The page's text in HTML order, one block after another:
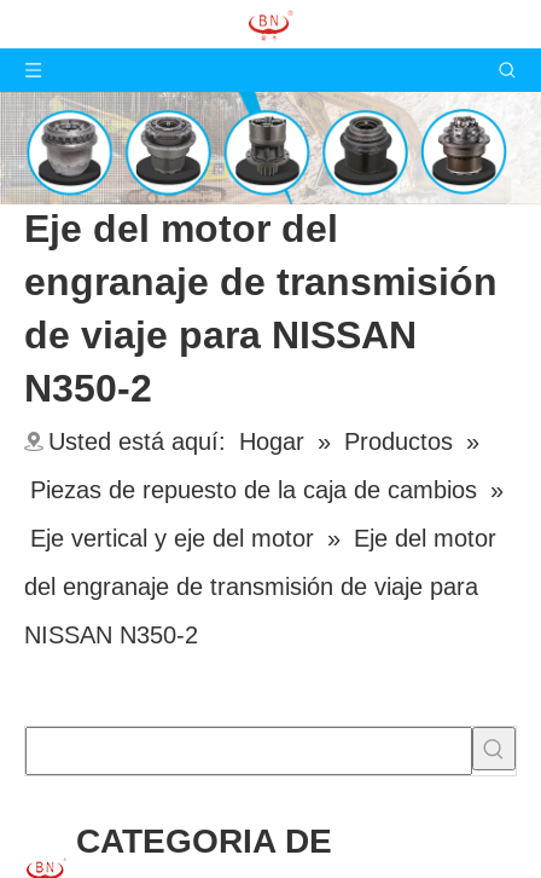
Eje del motor del
engranaje de transmisión
de viaje para NISSAN
N350-2
Usted está aquí: Hogar » Productos »
Piezas de repuesto de la caja de cambios »
Eje vertical y eje del motor » Eje del motor
del engranaje de transmisión de viaje para
NISSAN N350-2
CATEGORIA DE